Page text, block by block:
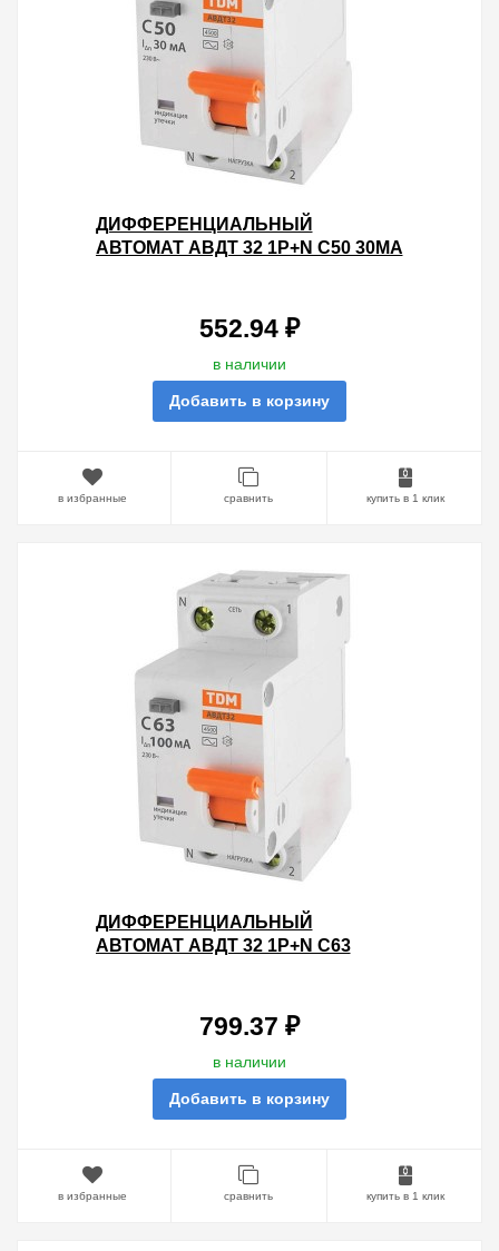
ДИФФЕРЕНЦИАЛЬНЫЙ
АВТОМАТ АВДТ 32 1P+N C50 30МА
552.94 ₽
в наличии
Добавить в корзину
в избранные сравнить купить в 1 клик
ДИФФЕРЕНЦИАЛЬНЫЙ
АВТОМАТ АВДТ 32 1P+N C63
799.37 ₽
в наличии
Добавить в корзину
в избранные сравнить купить в 1 клик